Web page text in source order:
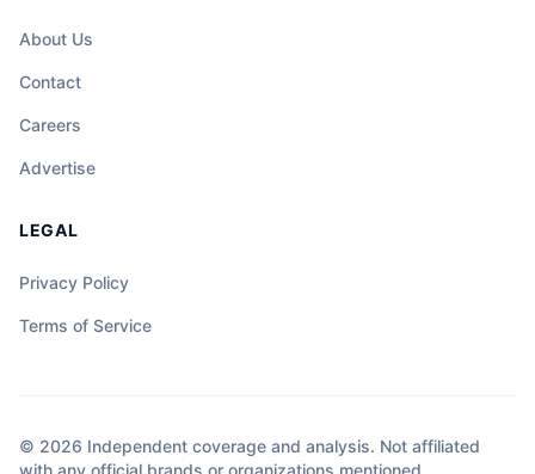
About Us
Contact
Careers
Advertise
LEGAL
Privacy Policy
Terms of Service
© 2026 Independent coverage and analysis. Not affiliated
with any official brands or organizations mentioned.